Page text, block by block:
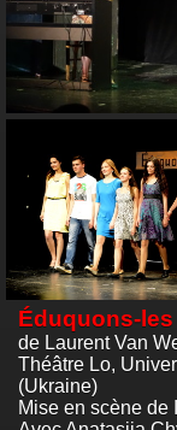
Éduquons-
de Laurent Van
Théâtre Lo,
(Ukraine)
Mise en scène de